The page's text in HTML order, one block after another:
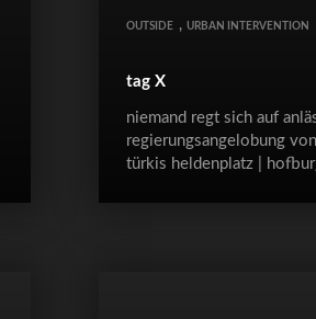
OUTSIDE , URBAN INTERVENTION
tag X
niemand regt sich auf
regierungsangelobung
türkis heldenplatz |